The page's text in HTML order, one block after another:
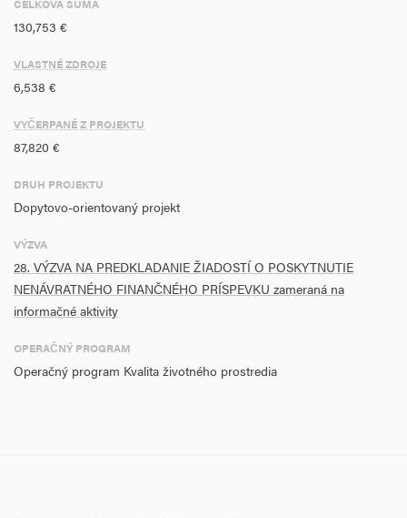
CELKOVÁ SUMA
130,753 €
VLASTNÉ ZDROJE
6,538 €
VYČERPANÉ Z PROJEKTU
87,820 €
DRUH PROJEKTU
Dopytovo-orientovaný projekt
VÝZVA
28. VÝZVA NA PREDKLADANIE ŽIADOSTÍ O POSKYTNUTIE
NENÁVRATNÉHO FINANČNÉHO PRÍSPEVKU zameraná na
informačné aktivity
OPERAČNÝ PROGRAM
Operačný program Kvalita životného prostredia